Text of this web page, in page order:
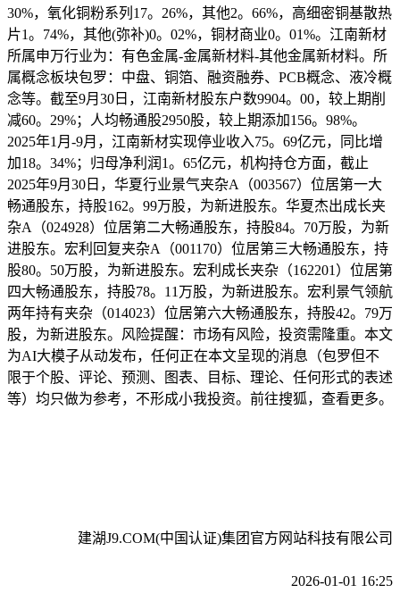
30%，氧化铜粉系列17。26%，其他2。66%，高细密铜基散热
片1。74%，其他(弥补)0。02%，铜材商业0。01%。江南新材
所属申万行业为：有色金属-金属新材料-其他金属新材料。所
属概念板块包罗：中盘、铜箔、融资融券、PCB概念、液冷概
念等。截至9月30日，江南新材股东户数9904。00，较上期削
减60。29%；人均畅通股2950股，较上期添加156。98%。
2025年1月-9月，江南新材实现停业收入75。69亿元，同比增
加18。34%；归母净利润1。65亿元，机构持仓方面，截止
2025年9月30日，华夏行业景气夹杂A（003567）位居第一大
畅通股东，持股162。99万股，为新进股东。华夏杰出成长夹
杂A（024928）位居第二大畅通股东，持股84。70万股，为新
进股东。宏利回复夹杂A（001170）位居第三大畅通股东，持
股80。50万股，为新进股东。宏利成长夹杂（162201）位居第
四大畅通股东，持股78。11万股，为新进股东。宏利景气领航
两年持有夹杂（014023）位居第六大畅通股东，持股42。79万
股，为新进股东。风险提醒：市场有风险，投资需隆重。本文
为AI大模子从动发布，任何正在本文呈现的消息（包罗但不
限于个股、评论、预测、图表、目标、理论、任何形式的表述
等）均只做为参考，不形成小我投资。前往搜狐，查看更多。
建湖J9.COM(中国认证)集团官方网站科技有限公司
2026-01-01 16:25